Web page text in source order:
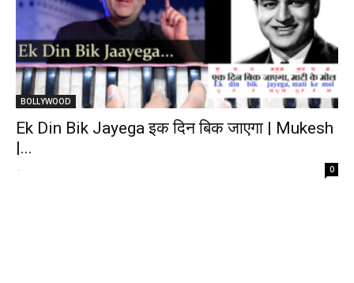
BOLLYWOOD
Ek Din Bik Jayega इक दिन बिक जाएगा | Mukesh
|...
- 0